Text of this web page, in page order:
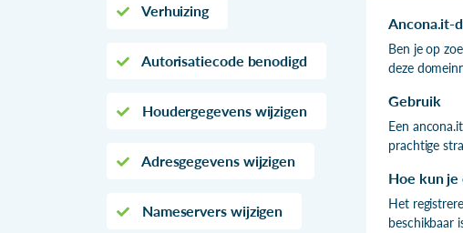
Verhuizing
Autorisatiecode benodigd
Houdergegevens wijzigen
Adresgegevens wijzigen
Nameservers wijzigen
Ancona.it-
Ben je op
deze
Gebruik
Een
prachtige
Hoe kun je
Het
beschikbaar